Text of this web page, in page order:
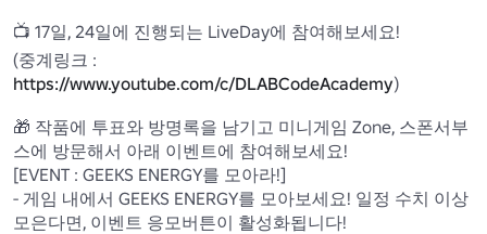
📺 17일, 24일에 진행되는 LiveDay에 참여해보세요!
https://www.youtube.com/c/DLABCodeAcademy)
🎁 작품에 투표와 방명록을 남기고 미니게임 Zone, 스폰서부
스에 방문해서 아래 이벤트에 참여해보세요!
[EVENT : GEEKS ENERGY를 모아라!]
- 게임 내에서 GEEKS ENERGY를 모아보세요! 일정 수치 이상
모은다면, 이벤트 응모버튼이 활성화됩니다!